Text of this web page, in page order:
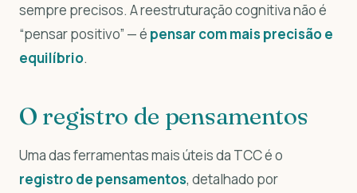
sempre precisos. A reestruturação cognitiva não é
“pensar positivo” — é pensar com mais precisão e
equilíbrio.
O registro de pensamentos
Uma das ferramentas mais úteis da TCC é o
registro de pensamentos, detalhado por